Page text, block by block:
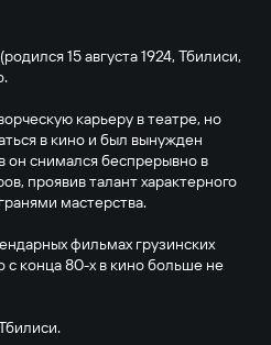
15 августа 1924, Тбилиси,
карьеру в театре, но
в кино и был вынужден
он снимался беспрерывно в
проявив талант характерного
мастерства.
фильмах грузинских
с конца 80-х в кино больше не